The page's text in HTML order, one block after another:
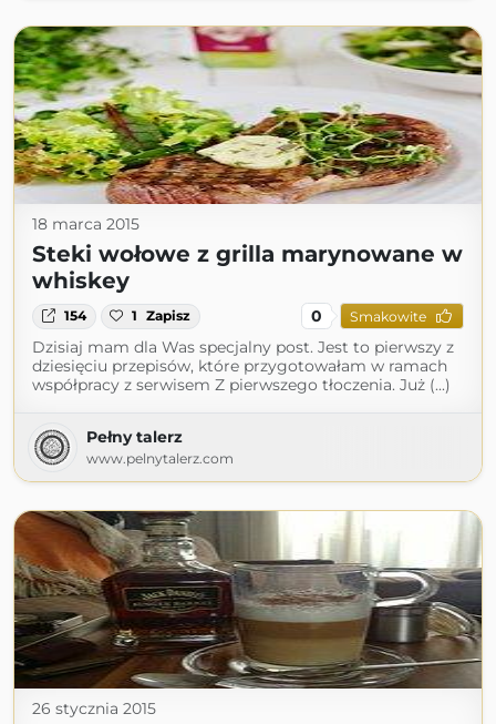
18 marca 2015
Steki wołowe z grilla marynowane w
whiskey
154 1 Zapisz 0 Smakowite
Dzisiaj mam dla Was specjalny post. Jest to pierwszy z
dziesięciu przepisów, które przygotowałam w ramach
współpracy z serwisem Z pierwszego tłoczenia. Już (...)
Pełny talerz
www.pelnytalerz.com
26 stycznia 2015